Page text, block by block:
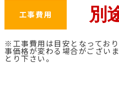
工事費用 別
※工事費用は目安となってお
事価格が変わる場合がござい
とり下さい。